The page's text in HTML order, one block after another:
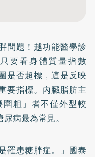
問題！越功能醫學診
要看身體質量指數
是否超標，這是反映
要指標。內臟脂肪主
粗」者不僅外型較
尿病最為常見。
罹患糖胖症。
」國泰